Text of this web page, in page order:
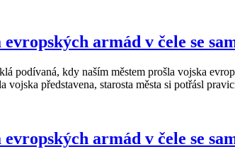
armád v čele se
podívaná, kdy naším městem prošla vojska
vojska představena, starosta města si potřásl
armád v čele se